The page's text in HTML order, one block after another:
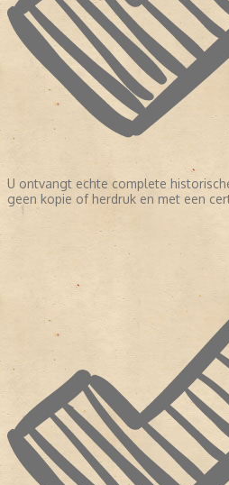
U ontvangt echte complete
geen kopie of herdruk en met een